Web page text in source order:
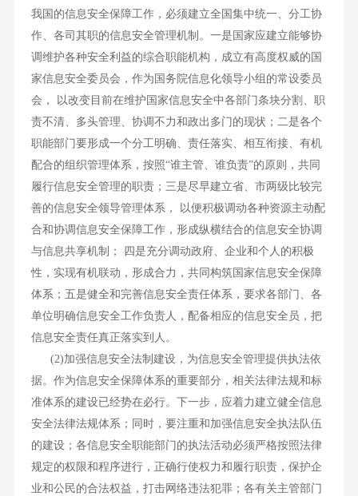
我国的信息安全保障工作，必须建立全国集中统一、分工协
作、各司其职的信息安全管理机制。一是国家应建立能够协
调维护各种安全利益的综合职能机构，成立有高度权威的国
家信息安全委员会，作为国务院信息化领导小组的常设委员
会， 以改变目前在维护国家信息安全中各部门条块分割、职
责不清、多头管理、协调不力和政出多门的现状；二是各个
职能部门要形成一个分工明确、责任落实、相互衔接、有机
配合的组织管理体系，按照“谁主管、谁负责”的原则，共同
履行信息安全管理的职责；三是尽早建立省、市两级比较完
善的信息安全领导管理体系， 以便积极调动各种资源主动配
合和协调信息安全保障工作，形成纵横结合的信息安全协调
与信息共享机制； 四是充分调动政府、企业和个人的积极
性，实现有机联动，形成合力，共同构筑国家信息安全保障
体系；五是健全和完善信息安全责任体系，要求各部门、各
单位明确信息安全工作负责人，配备相应的信息安全员，把
信息安全责任真正落实到人。
(2)加强信息安全法制建设，为信息安全管理提供执法依
据。作为信息安全保障体系的重要部分，相关法律法规和标
准体系的建设已经势在必行。下一步，应着力建立健全信息
安全法律法规体系；同时，要注重和加强信息安全执法队伍
的建设；各信息安全职能部门的执法活动必须严格按照法律
规定的权限和程序进行，正确行使权力和履行职责，保护企
业和公民的合法权益，打击网络违法犯罪；各有关主管部门